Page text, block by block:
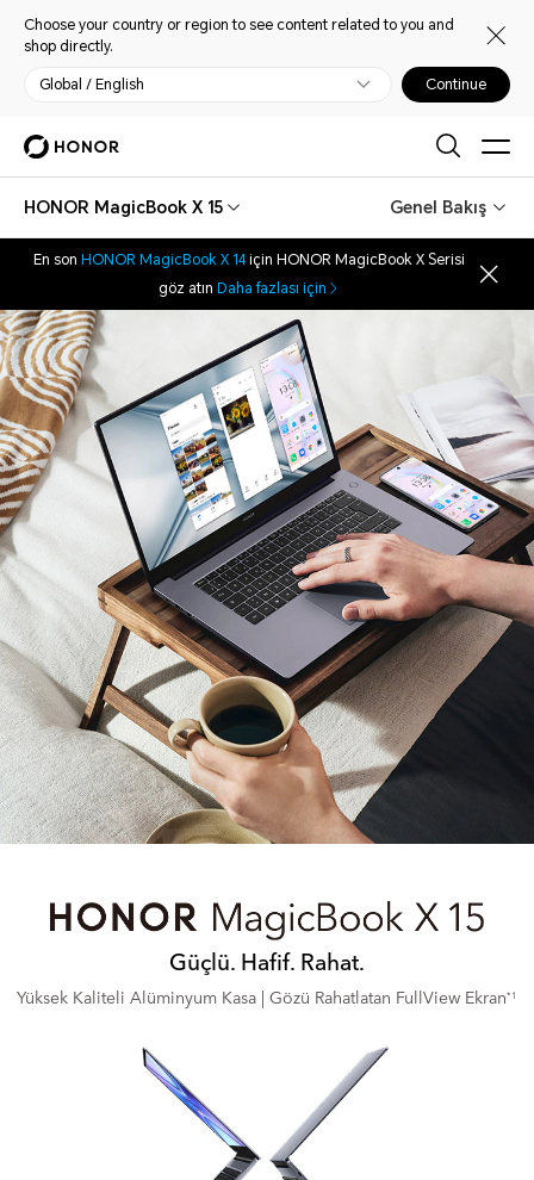
Choose your country or region to see content related to you and
shop directly.
Global / English Continue
HONOR MagicBook X 15 Genel Bakış
En son HONOR MagicBook X 14 için HONOR MagicBook X Serisi
göz atın Daha fazlası için
Güçlü. Hafif. Rahat.
Yüksek Kaliteli Alüminyum Kasa | Gözü Rahatlatan FullView Ekran*1